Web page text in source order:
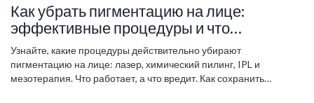
Как убрать пигментацию на лице:
эффективные процедуры и что
действительно работает
Узнайте, какие процедуры действительно убирают
пигментацию на лице: лазер, химический пилинг, IPL и
мезотерапия. Что работает, а что вредит. Как сохранить